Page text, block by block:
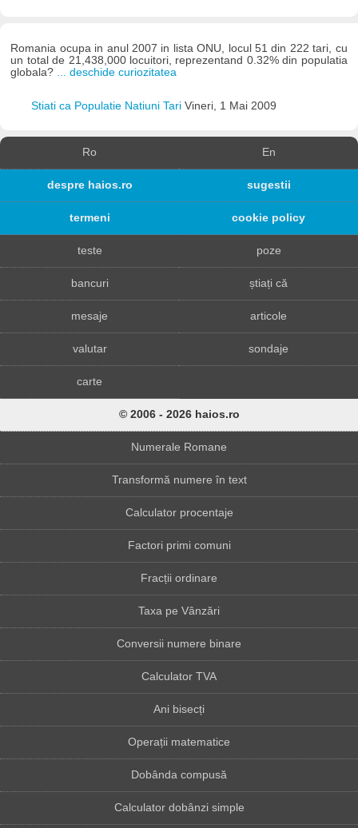
Romania ocupa in anul 2007 in lista ONU, locul 51 din 222 tari, cu
un total de 21,438,000 locuitori, reprezentand 0.32% din populatia
globala?
... deschide curiozitatea
Stiati ca Populatie Natiuni Tari Vineri, 1 Mai 2009
Ro En
despre haios.ro sugestii
termeni cookie policy
teste poze
bancuri știați că
mesaje articole
valutar sondaje
carte
© 2006 - 2026 haios.ro
Numerale Romane
Transformă numere în text
Calculator procentaje
Factori primi comuni
Fracții ordinare
Taxa pe Vânzări
Conversii numere binare
Calculator TVA
Ani bisecți
Operații matematice
Dobânda compusă
Calculator dobânzi simple